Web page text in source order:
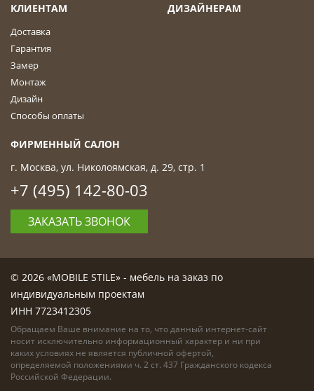
КЛИЕНТАМ
Доставка
Гарантия
Замер
Монтаж
Дизайн
Способы оплаты
ДИЗАЙНЕРАМ
ФИРМЕННЫЙ САЛОН
г. Москва, ул. Николоямская, д. 29, стр. 1
+7 (495) 142-80-03
ЗАКАЗАТЬ ЗВОНОК
© 2026 «MOBILE STILE» - мебель на заказ по
индивидуальным проектам
ИНН 7723412305
Обращаем Ваше внимание на то, что данный интернет-сайт
носит исключительно информационный характер и ни при
каких условиях не является публичной офертой,
определяемой положениями ч. 2 ст. 437 Гражданского кодекса
Российской Федерации.